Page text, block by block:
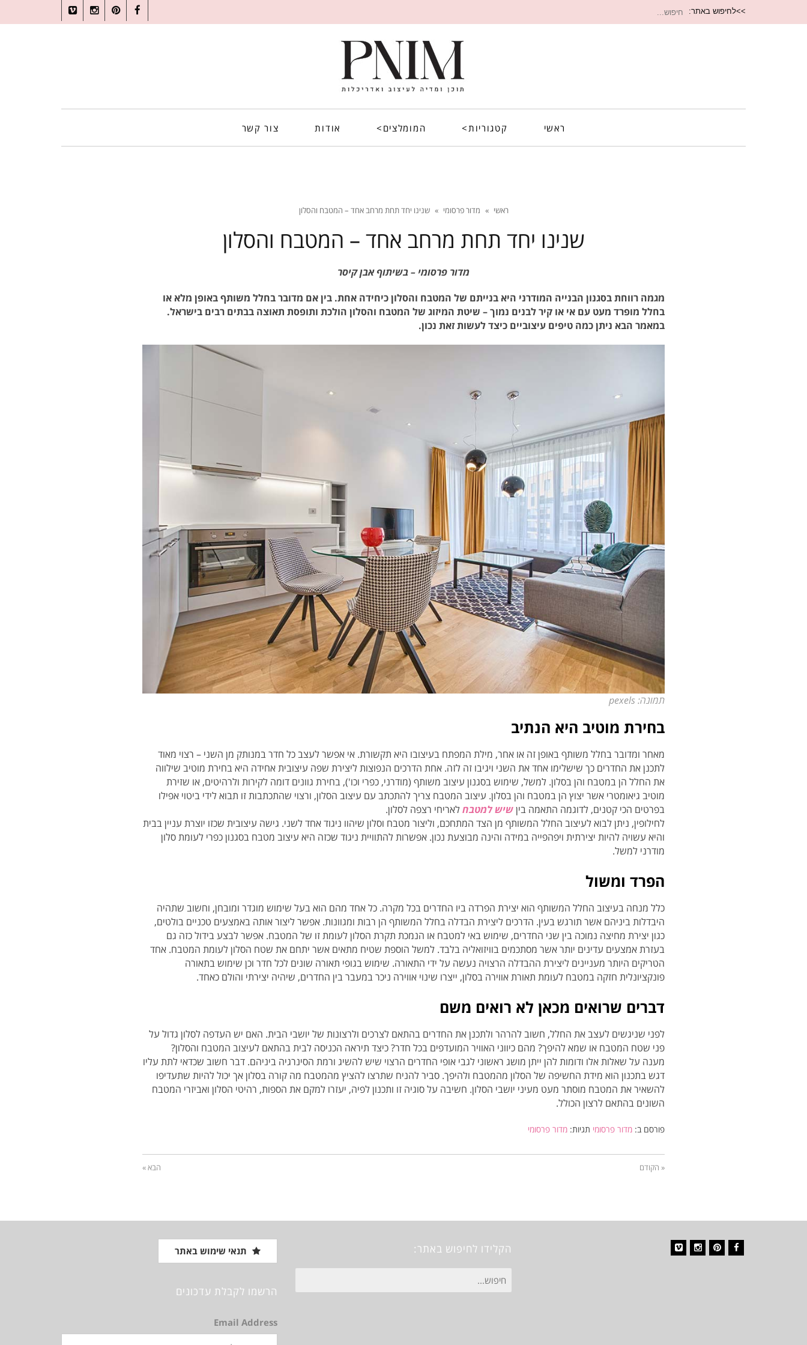
>>לחיפוש באתר: חיפוש
Facebook
Pinterest
Instagram
Vimeo
ראשי קטגוריות> המומלצים> אודות צור קשר
ראשי » מדור פרסומי » שנינו יחד תחת מרחב אחד – המטבח והסלון
שנינו יחד תחת מרחב אחד – המטבח והסלון
מדור פרסומי – בשיתוף אבן קיסר
מגמה רווחת בסגנון הבנייה המודרני היא בנייתם של המטבח והסלון כיחידה אחת. בין אם מדובר בחלל משותף באופן מלא או
בחלל מופרד מעט עם אי או קיר לבנים נמוך – שיטת המיזוג של המטבח והסלון הולכת ותופסת תאוצה בבתים רבים בישראל.
במאמר הבא ניתן כמה טיפים עיצוביים כיצד לעשות זאת נכון.
תמונה: pexels
בחירת מוטיב היא הנתיב
מאחר ומדובר בחלל משותף באופן זה או אחר, מילת המפתח בעיצובו היא תקשורת. אי אפשר לעצב כל חדר במנותק מן השני – רצוי מאוד
לתכנן את החדרים כך שישלימו אחד את השני ויגיבו זה לזה. אחת הדרכים הנפוצות ליצירת שפה עיצובית אחידה היא בחירת מוטיב שילווה
את החלל הן במטבח והן בסלון. למשל, שימוש בסגנון עיצוב משותף (מודרני, כפרי וכו'), בחירת גוונים דומה לקירות ולרהיטים, או שזירת
מוטיב גיאומטרי אשר יצוץ הן במטבח והן בסלון. עיצוב המטבח צריך להתכתב עם עיצוב הסלון, ורצוי שהתכתבות זו תבוא לידי ביטוי אפילו
בפרטים הכי קטנים, לדוגמה התאמה ביןשיש למטבחלאריחי רצפה לסלון.
לחילופין, ניתן לבוא לעיצוב החלל המשותף מן הצד המתחכם, וליצור מטבח וסלון שיהוו ניגוד אחד לשני. גישה עיצובית שכזו יוצרת עניין בבית
והיא עשויה להיות יצירתית ויפהפייה במידה והינה מבוצעת נכון. אפשרות להתוויית ניגוד שכזה היא עיצוב מטבח בסגנון כפרי לעומת סלון
מודרני למשל.
הפרד ומשול
כלל מנחה בעיצוב החלל המשותף הוא יצירת הפרדה ביו החדרים בכל מקרה. כל אחד מהם הוא בעל שימוש מוגדר ומובחן, וחשוב שתהיה
היבדלות ביניהם אשר תורגש בעין. הדרכים ליצירת הבדלה בחלל המשותף הן רבות ומגוונות. אפשר ליצור אותה באמצעים טכניים בולטים,
כגון יצירת מחיצה נמוכה בין שני החדרים, שימוש באי למטבח או הנמכת תקרת הסלון לעומת זו של המטבח. אפשר לבצע בידול כזה גם
בעזרת אמצעים עדינים יותר אשר מסתכמים בוויזואליה בלבד. למשל הוספת שטיח מתאים אשר יתחם את שטח הסלון לעומת המטבח. אחד
הטריקים היותר מעניינים ליצירת ההבדלה הרצויה נעשה על ידי התאורה. שימוש בגופי תאורה שונים לכל חדר וכן שימוש בתאורה
פונקציונלית חזקה במטבח לעומת תאורת אווירה בסלון, ייצרו שינוי אווירה ניכר במעבר בין החדרים, שיהיה יצירתי והולם כאחד.
דברים שרואים מכאן לא רואים משם
לפני שניגשים לעצב את החלל, חשוב להרהר ולתכנן את החדרים בהתאם לצרכים ולרצונות של יושבי הבית. האם יש העדפה לסלון גדול על
פני שטח המטבח או שמא להיפך? מהם כיווני האוויר המועדפים בכל חדר? כיצד תיראה הכניסה לבית בהתאם לעיצוב המטבח והסלון?
מענה על שאלות אלו ודומות להן ייתן מושג ראשוני לגבי אופי החדרים הרצוי שיש להשיג ורמת הסינרגיה ביניהם. דבר חשוב שכדאי לתת עליו
דגש בתכנון הוא מידת החשיפה של הסלון מהמטבח ולהיפך. סביר להניח שתרצו להציץ מהמטבח מה קורה בסלון אך יכול להיות שתעדיפו
להשאיר את המטבח מוסתר מעט מעיני יושבי הסלון. חשיבה על סוגיה זו ותכנון לפיה, יעזרו למקם את הספות, רהיטי הסלון ואביזרי המטבח
השונים בהתאם לרצון הכולל.
פורסם ב: מדור פרסומי תגיות: מדור פרסומי
« הקודם הבא »
הקלידו לחיפוש באתר:
חיפוש
עבור:
תנאי שימוש באתר
הרשמו לקבלת עדכונים
Email Address